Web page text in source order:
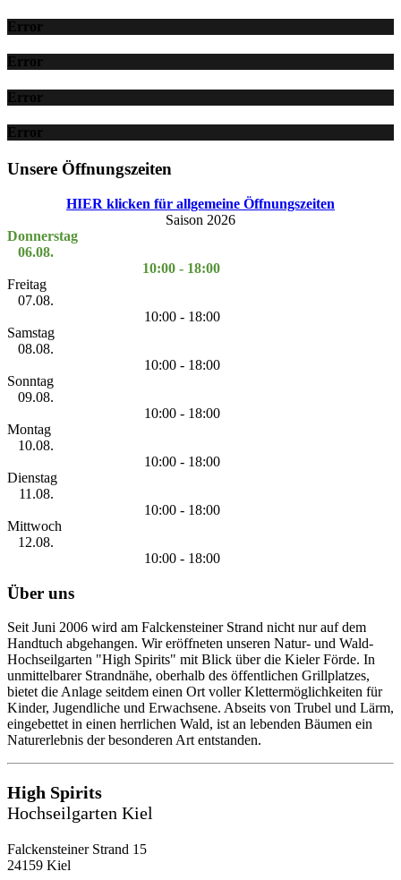
Error
Error
Error
Error
Unsere Öffnungszeiten
HIER klicken für allgemeine Öffnungszeiten
Saison 2026
Donnerstag
06.08.
10:00 - 18:00
Freitag
07.08.
10:00 - 18:00
Samstag
08.08.
10:00 - 18:00
Sonntag
09.08.
10:00 - 18:00
Montag
10.08.
10:00 - 18:00
Dienstag
11.08.
10:00 - 18:00
Mittwoch
12.08.
10:00 - 18:00
Über uns
Seit Juni 2006 wird am Falckensteiner Strand nicht nur auf dem
Handtuch abgehangen. Wir eröffneten unseren Natur- und Wald-
Hochseilgarten "High Spirits" mit Blick über die Kieler Förde. In
unmittelbarer Strandnähe, oberhalb des öffentlichen Grillplatzes,
bietet die Anlage seitdem einen Ort voller Klettermöglichkeiten für
Kinder, Jugendliche und Erwachsene. Abseits von Trubel und Lärm,
eingebettet in einen herrlichen Wald, ist an lebenden Bäumen ein
Naturerlebnis der besonderen Art entstanden.
High Spirits
Hochseilgarten Kiel
Falckensteiner Strand 15
24159 Kiel